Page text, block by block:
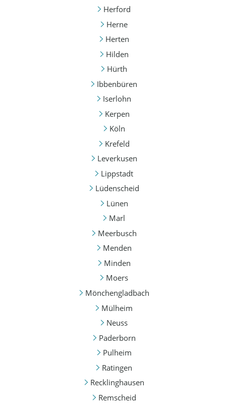
Herford
Herne
Herten
Hilden
Hürth
Ibbenbüren
Iserlohn
Kerpen
Köln
Krefeld
Leverkusen
Lippstadt
Lüdenscheid
Lünen
Marl
Meerbusch
Menden
Minden
Moers
Mönchengladbach
Mülheim
Neuss
Paderborn
Pulheim
Ratingen
Recklinghausen
Remscheid